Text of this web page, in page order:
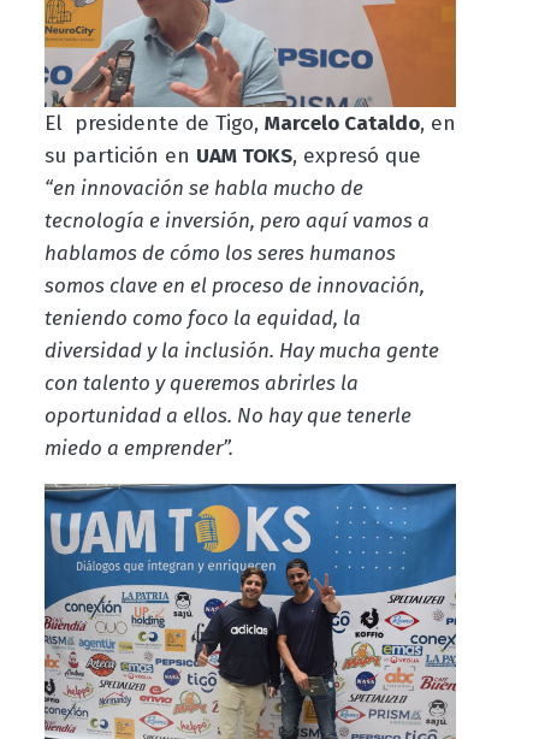
El presidente de Tigo, Marcelo Cataldo, en
su partición en UAM TOKS, expresó que
“en innovación se habla mucho de
tecnología e inversión, pero aquí vamos a
hablamos de cómo los seres humanos
somos clave en el proceso de innovación,
teniendo como foco la equidad, la
diversidad y la inclusión. Hay mucha gente
con talento y queremos abrirles la
oportunidad a ellos. No hay que tenerle
miedo a emprender”.